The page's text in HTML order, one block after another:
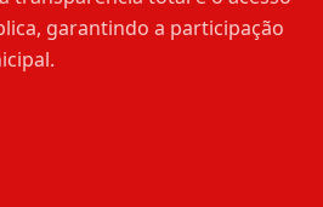
garantindo a participação